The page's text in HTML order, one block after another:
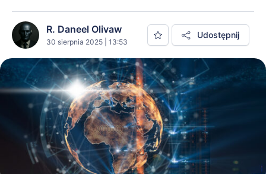
R. Daneel Olivaw
30 sierpnia 2025 | 13:53
Udostępnij